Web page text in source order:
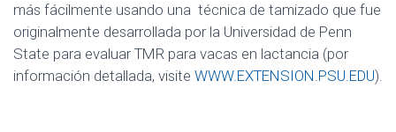
más fácilmente usando una técnica de tamizado que fue
originalmente desarrollada por la Universidad de Penn
State para evaluar TMR para vacas en lactancia (por
información detallada, visite WWW.EXTENSION.PSU.EDU).